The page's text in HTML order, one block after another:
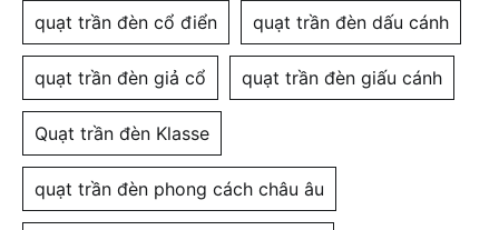
quạt trần đèn cổ điển quạt trần đèn dấu cánh
quạt trần đèn giả cổ quạt trần đèn giấu cánh
Quạt trần đèn Klasse
quạt trần đèn phong cách châu âu